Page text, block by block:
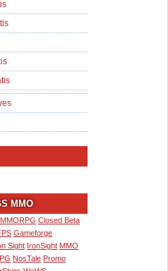
MMO
Closed Beta
Gameforge
Sight IronSight MMO
NosTale Promo